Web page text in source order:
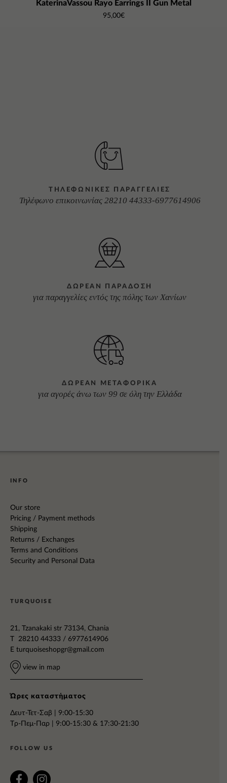
KaterinaVassou Rayo Earrings II Gun Metal
95,00€
ΤΗΛΕΦΩΝΙΚΕΣ ΠΑΡΑΓΓΕΛΙΕΣ
Τηλέφωνο επικοινωνίας 28210 44333-6977614906
ΔΩΡΕΑΝ ΠΑΡΑΔΟΣΗ
για παραγγελίες εντός της πόλης των Χανίων
ΔΩΡΕΑΝ ΜΕΤΑΦΟΡΙΚΑ
για αγορές άνω των 99 σε όλη την Ελλάδα
INFO
Our store
Pricing / Payment methods
Shipping
Returns / Exchanges
Terms and Conditions
Security and Personal Data
TURQUOISE
21, Tzanakaki str 73134, Chania
T 28210 44333 / 6977614906
E turquoiseshopgr@gmail.com
view in map
Ώρες καταστήματος
Δευτ-Τετ-Σαβ | 9:00-15:30
Tρ-Πεμ-Παρ | 9:00-15:30 & 17:30-21:30
FOLLOW US